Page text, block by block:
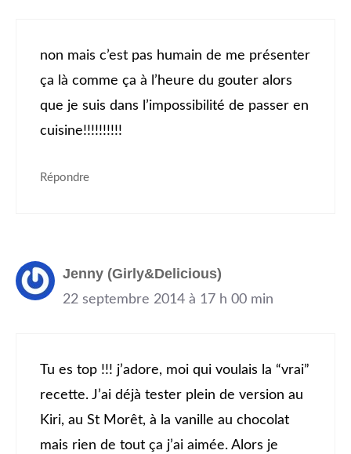
non mais c’est pas humain de me présenter
ça là comme ça à l’heure du gouter alors
que je suis dans l’impossibilité de passer en
cuisine!!!!!!!!!!
Répondre
Jenny (Girly&Delicious)
22 septembre 2014 à 17 h 00 min
Tu es top !!! j’adore, moi qui voulais la “vrai”
recette. J’ai déjà tester plein de version au
Kiri, au St Morêt, à la vanille au chocolat
mais rien de tout ça j’ai aimée. Alors je